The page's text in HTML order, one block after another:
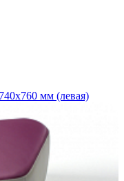
мм (левая)